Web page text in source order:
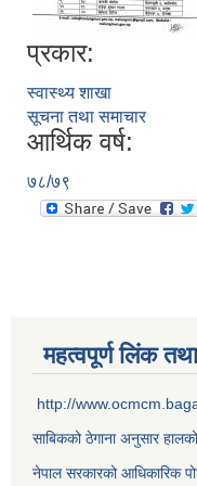
प्रकार:
स्वास्थ्य शाखा
सूचना तथा समाचार
आर्थिक वर्ष:
७८/७९
महत्वपूर्ण लिंक
http://
साबिकको ठेगाना अनुसार
नेपाल सरकारको आधिकारिक